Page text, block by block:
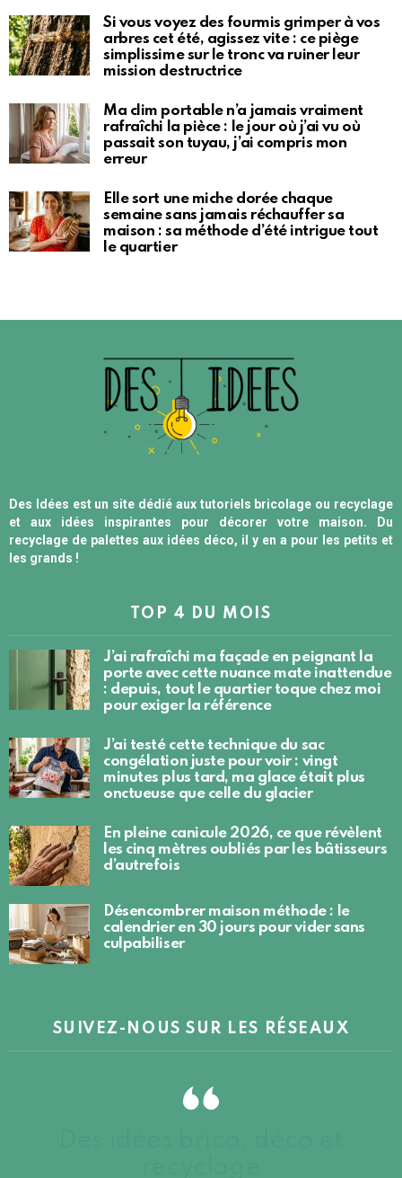
Si vous voyez des fourmis grimper à vos
arbres cet été, agissez vite : ce piège
simplissime sur le tronc va ruiner leur
mission destructrice
Ma clim portable n’a jamais vraiment
rafraîchi la pièce : le jour où j’ai vu où
passait son tuyau, j’ai compris mon
erreur
Elle sort une miche dorée chaque
semaine sans jamais réchauffer sa
maison : sa méthode d’été intrigue tout
le quartier
Des Idées est un site dédié aux tutoriels bricolage ou recyclage
et aux idées inspirantes pour décorer votre maison. Du
recyclage de palettes aux idées déco, il y en a pour les petits et
les grands !
TOP 4 DU MOIS
J’ai rafraîchi ma façade en peignant la
porte avec cette nuance mate inattendue
: depuis, tout le quartier toque chez moi
pour exiger la référence
J’ai testé cette technique du sac
congélation juste pour voir : vingt
minutes plus tard, ma glace était plus
onctueuse que celle du glacier
En pleine canicule 2026, ce que révèlent
les cinq mètres oubliés par les bâtisseurs
d’autrefois
Désencombrer maison méthode : le
calendrier en 30 jours pour vider sans
culpabiliser
SUIVEZ-NOUS SUR LES RÉSEAUX